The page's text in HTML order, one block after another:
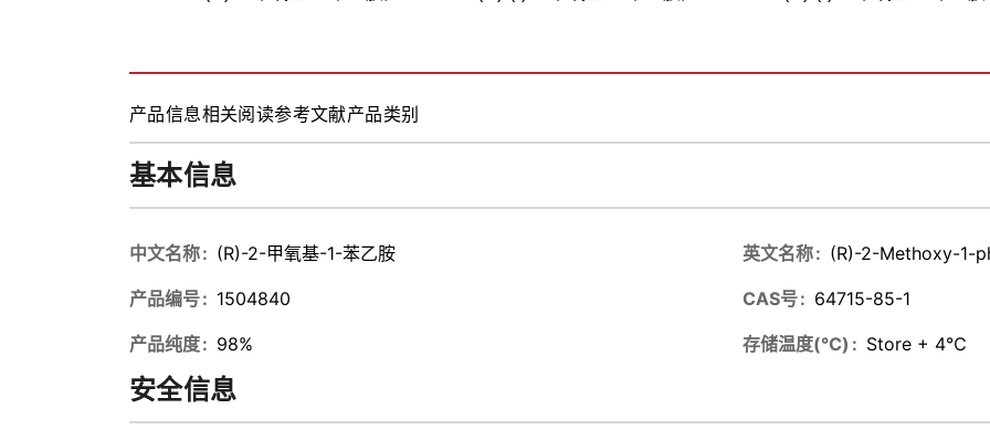
产品信息相关阅读参考文献产品类别
基本信息
中文名称 (R)-2-甲氧基-1-苯乙胺 英文名称 (R)-2-Methoxy-1-
产品编号 1504840 CAS号 64715-85-1
产品纯度 98% 存储温度(℃) Store + 4℃
安全信息